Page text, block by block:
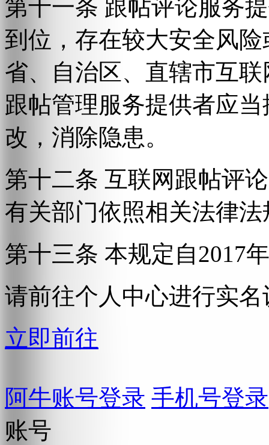
第十一条 跟帖评论服务
到位，存在较大安全风
省、自治区、直辖市互
跟帖管理服务提供者应
改，消除隐患。
第十二条 互联网跟帖评
有关部门依照相关法律
第十三条 本规定自2017
请前往个人中心进行实名
立即前往
阿牛账号登录 手机号登录
账号